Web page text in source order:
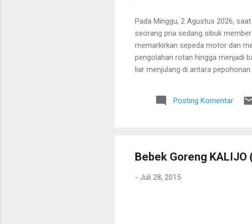
Pada Minggu, 2 Agustus 2026,
seorang pria sedang sibuk
memarkirkan sepeda motor dan
pengolahan rotan hingga menjadi
liar menjulang di antara
Tanaman itu diperkirakan telah
untuk ditarik dan dipanen.
Posting Komentar
Bebek Goreng
- Juli 28, 2015